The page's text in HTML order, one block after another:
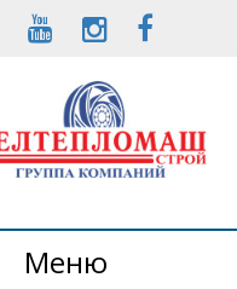
Toggle
navigation
Меню